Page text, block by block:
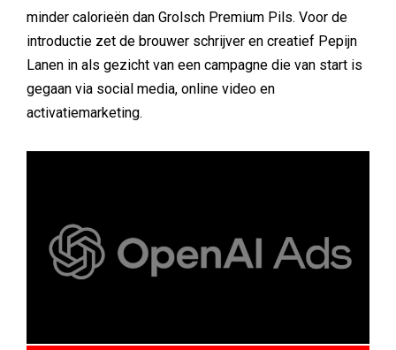
minder calorieën dan Grolsch Premium Pils. Voor de
introductie zet de brouwer schrijver en creatief Pepijn
Lanen in als gezicht van een campagne die van start is
gegaan via social media, online video en
activatiemarketing.